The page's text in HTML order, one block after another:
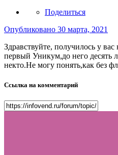
Поделиться
Опубликовано 30 марта, 2021
Здравствуйте, получилось у
первый Уникум,до него десять
некто.Не могу понять,как без
Ссылка на комментарий